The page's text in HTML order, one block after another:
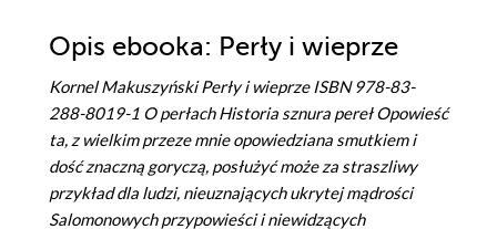
Opis ebooka: Perły i wieprze
Kornel Makuszyński Perły i wieprze ISBN 978-83-
288-8019-1 O perłach Historia sznura pereł Opowieść
ta, z wielkim przeze mnie opowiedziana smutkiem i
dość znaczną goryczą, posłużyć może za straszliwy
przykład dla ludzi, nieuznających ukrytej mądrości
Salomonowych przypowieści i niewidzących